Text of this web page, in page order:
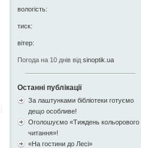
вологість:
тиск:
вітер:
Погода на 10 днів від sinoptik.ua
Останні публікації
За лаштунками бібліотеки готуємо
дещо особливе!
Оголошуємо «Тиждень кольорового
читання»!
«На гостини до Лесі»